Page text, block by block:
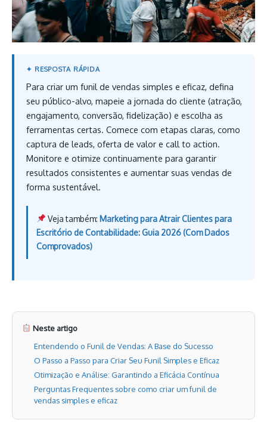
Para criar um funil de vendas simples e eficaz, defina
seu público-alvo, mapeie a jornada do cliente (atração,
engajamento, conversão, fidelização) e escolha as
ferramentas certas. Comece com etapas claras, como
captura de leads, oferta de valor e call to action.
Monitore e otimize continuamente para garantir
resultados consistentes e aumentar suas vendas de
forma sustentável.
Veja também: Marketing para Atrair Clientes para
Escritório de Contabilidade: Guia 2026 (Com Dados
Comprovados)
Neste artigo
Entendendo o Funil de Vendas: A Base do Sucesso
O Passo a Passo para Criar Seu Funil Simples e Eficaz
Otimização e Análise: Garantindo a Eficácia Contínua
Perguntas Frequentes sobre como criar um funil de
vendas simples e eficaz